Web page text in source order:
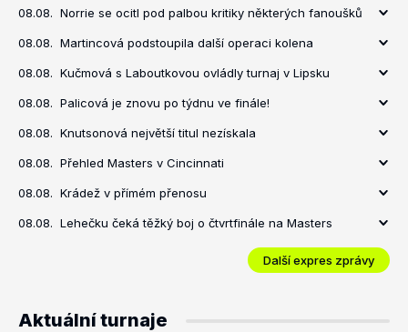
08.08. Norrie se ocitl pod palbou kritiky některých fanoušků
08.08. Martincová podstoupila další operaci kolena
08.08. Kučmová s Laboutkovou ovládly turnaj v Lipsku
08.08. Palicová je znovu po týdnu ve finále!
08.08. Knutsonová největší titul nezískala
08.08. Přehled Masters v Cincinnati
08.08. Krádež v přímém přenosu
08.08. Lehečku čeká těžký boj o čtvrtfinále na Masters
Další expres zprávy
Aktuální turnaje